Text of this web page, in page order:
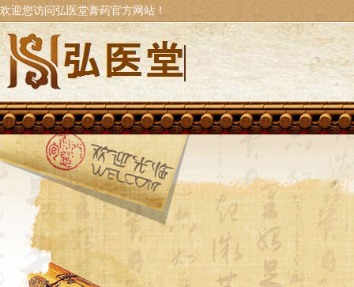
欢迎您访问弘医堂膏药官方网站！